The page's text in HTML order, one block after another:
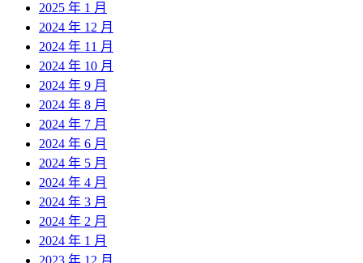
2025 年 1 月
2024 年 12 月
2024 年 11 月
2024 年 10 月
2024 年 9 月
2024 年 8 月
2024 年 7 月
2024 年 6 月
2024 年 5 月
2024 年 4 月
2024 年 3 月
2024 年 2 月
2024 年 1 月